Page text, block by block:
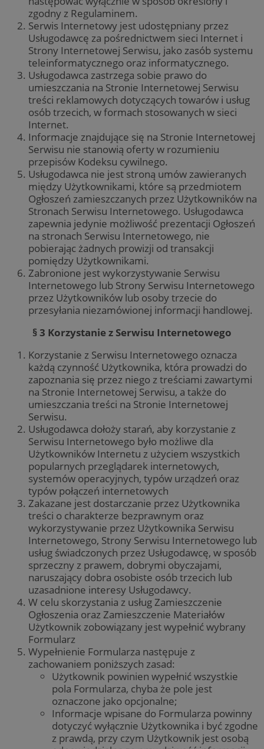
zgodny z Regulaminem.
Serwis Internetowy jest udostępniany przez
Usługodawcę za pośrednictwem sieci Internet i
Strony Internetowej Serwisu, jako zasób systemu
teleinformatycznego oraz informatycznego.
Usługodawca zastrzega sobie prawo do
umieszczania na Stronie Internetowej Serwisu
treści reklamowych dotyczących towarów i usług
osób trzecich, w formach stosowanych w sieci
Internet.
Informacje znajdujące się na Stronie Internetowej
Serwisu nie stanowią oferty w rozumieniu
przepisów Kodeksu cywilnego.
Usługodawca nie jest stroną umów zawieranych
między Użytkownikami, które są przedmiotem
Ogłoszeń zamieszczanych przez Użytkowników na
Stronach Serwisu Internetowego. Usługodawca
zapewnia jedynie możliwość prezentacji Ogłoszeń
na stronach Serwisu Internetowego, nie
pobierając żadnych prowizji od transakcji
pomiędzy Użytkownikami.
Zabronione jest wykorzystywanie Serwisu
Internetowego lub Strony Serwisu Internetowego
przez Użytkowników lub osoby trzecie do
przesyłania niezamówionej informacji handlowej.
§ 3 Korzystanie z Serwisu Internetowego
Korzystanie z Serwisu Internetowego oznacza
każdą czynność Użytkownika, która prowadzi do
zapoznania się przez niego z treściami zawartymi
na Stronie Internetowej Serwisu, a także do
umieszczania treści na Stronie Internetowej
Serwisu.
Usługodawca dołoży starań, aby korzystanie z
Serwisu Internetowego było możliwe dla
Użytkowników Internetu z użyciem wszystkich
popularnych przeglądarek internetowych,
systemów operacyjnych, typów urządzeń oraz
typów połączeń internetowych
Zakazane jest dostarczanie przez Użytkownika
treści o charakterze bezprawnym oraz
wykorzystywanie przez Użytkownika Serwisu
Internetowego, Strony Serwisu Internetowego lub
usług świadczonych przez Usługodawcę, w sposób
sprzeczny z prawem, dobrymi obyczajami,
naruszający dobra osobiste osób trzecich lub
uzasadnione interesy Usługodawcy.
W celu skorzystania z usług Zamieszczenie
Ogłoszenia oraz Zamieszczenie Materiałów
Użytkownik zobowiązany jest wypełnić wybrany
Formularz
Wypełnienie Formularza następuje z
zachowaniem poniższych zasad:
Użytkownik powinien wypełnić wszystkie
pola Formularza, chyba że pole jest
oznaczone jako opcjonalne;
Informacje wpisane do Formularza powinny
dotyczyć wyłącznie Użytkownika i być zgodne
z prawdą, przy czym Użytkownik jest osobą